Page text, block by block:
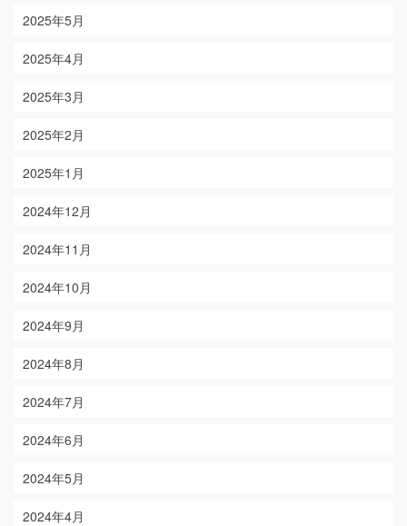
2025年5月
2025年4月
2025年3月
2025年2月
2025年1月
2024年12月
2024年11月
2024年10月
2024年9月
2024年8月
2024年7月
2024年6月
2024年5月
2024年4月